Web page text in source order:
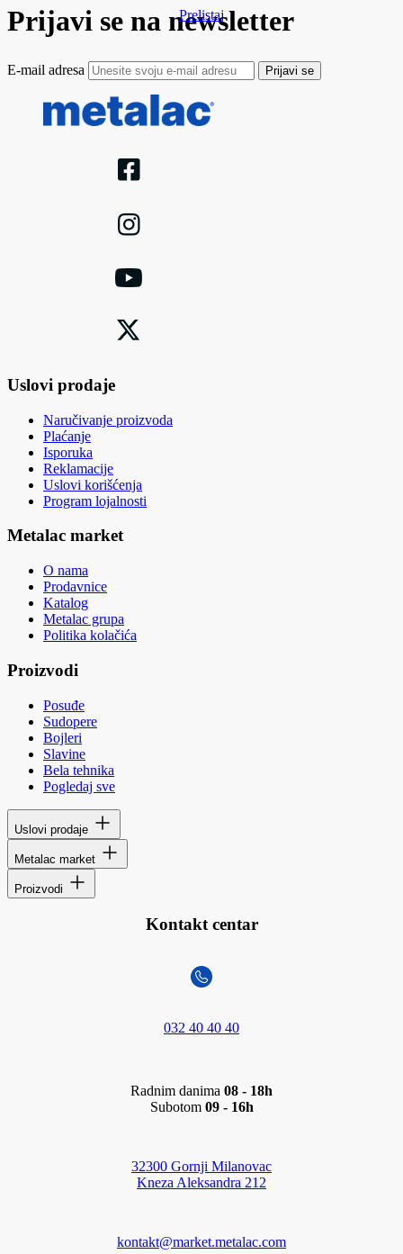
Prelistaj
Prijavi se na newsletter
E-mail adresa Prijavi se
Uslovi prodaje
Naručivanje proizvoda
Plaćanje
Isporuka
Reklamacije
Uslovi korišćenja
Program lojalnosti
Metalac market
O nama
Prodavnice
Katalog
Metalac grupa
Politika kolačića
Proizvodi
Posuđe
Sudopere
Bojleri
Slavine
Bela tehnika
Pogledaj sve
Uslovi prodaje
Metalac market
Proizvodi
Kontakt centar
032 40 40 40
Radnim danima 08 - 18h
Subotom 09 - 16h
32300 Gornji Milanovac
Kneza Aleksandra 212
kontakt@market.metalac.com